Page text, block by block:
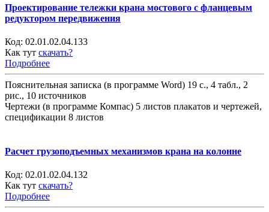
Проектирование тележки крана мостового с фланцевым
редуктором передвижения
Код: 02.01.02.04.133
Как тут скачать?
Подробнее
Пояснительная записка (в программе Word) 19 с., 4 табл., 2
рис., 10 источников
Чертежи (в программе Компас) 5 листов плакатов и чертежей,
спецификации 8 листов
Расчет грузоподъемных механизмов крана на колонне
Код: 02.01.02.04.132
Как тут скачать?
Подробнее